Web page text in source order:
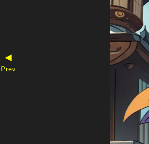
◀
Prev